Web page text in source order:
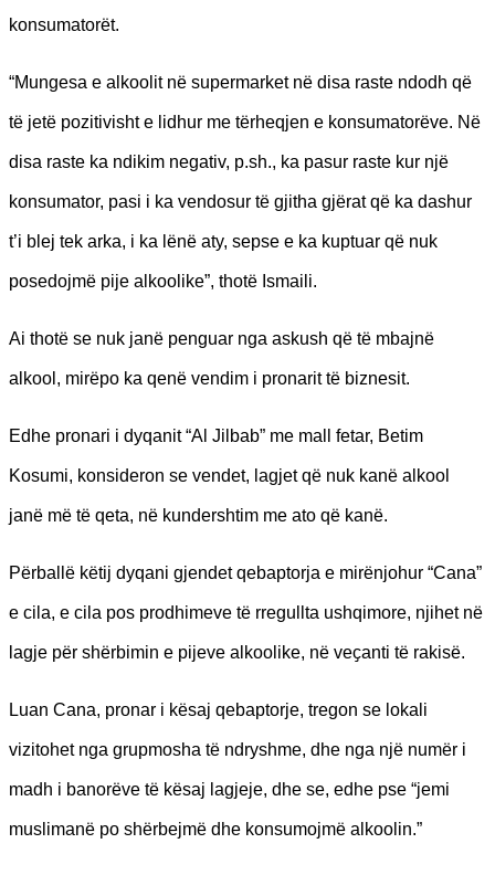
konsumatorët.
“Mungesa e alkoolit në supermarket në disa raste ndodh që
të jetë pozitivisht e lidhur me tërheqjen e konsumatorëve. Në
disa raste ka ndikim negativ, p.sh., ka pasur raste kur një
konsumator, pasi i ka vendosur të gjitha gjërat që ka dashur
t’i blej tek arka, i ka lënë aty, sepse e ka kuptuar që nuk
posedojmë pije alkoolike”, thotë Ismaili.
Ai thotë se nuk janë penguar nga askush që të mbajnë
alkool, mirëpo ka qenë vendim i pronarit të biznesit.
Edhe pronari i dyqanit “Al Jilbab” me mall fetar, Betim
Kosumi, konsideron se vendet, lagjet që nuk kanë alkool
janë më të qeta, në kundershtim me ato që kanë.
Përballë këtij dyqani gjendet qebaptorja e mirënjohur “Cana”
e cila, e cila pos prodhimeve të rregullta ushqimore, njihet në
lagje për shërbimin e pijeve alkoolike, në veҫanti të rakisë.
Luan Cana, pronar i kësaj qebaptorje, tregon se lokali
vizitohet nga grupmosha të ndryshme, dhe nga një numër i
madh i banorëve të kësaj lagjeje, dhe se, edhe pse “jemi
muslimanë po shërbejmë dhe konsumojmë alkoolin.”